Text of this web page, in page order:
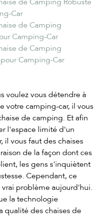
de Camping Robuste
Car
de Camping
Camping-Car
de Camping
Camping-Car
voulez vous détendre à
votre camping-car, il vous
de camping. Et afin
l'espace limité d'un
il vous faut des chaises
de la façon dont ces
les gens s'inquiètent
Cependant, ce
vrai problème aujourd'hui.
la technologie
qualité des chaises de